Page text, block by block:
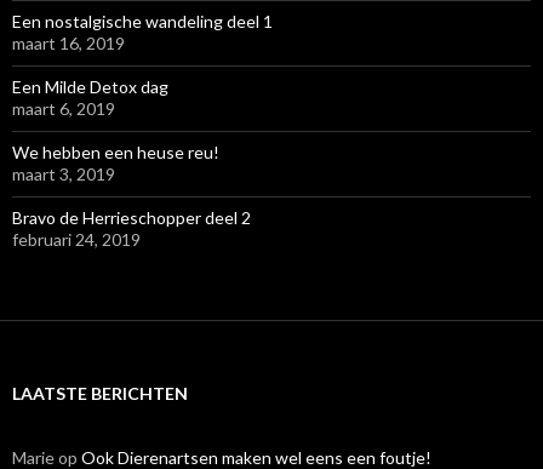
Een nostalgische wandeling deel 1
maart 16, 2019
Een Milde Detox dag
maart 6, 2019
We hebben een heuse reu!
maart 3, 2019
Bravo de Herrieschopper deel 2
februari 24, 2019
LAATSTE BERICHTEN
Marieop Ook Dierenartsen maken wel eens een foutje!